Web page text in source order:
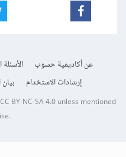
عن أكاديمية حسوب الأسئلة
إرشادات الاستخدام
CC BY-NC-SA 4.0unless mentioned